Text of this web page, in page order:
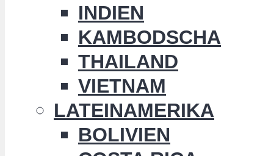
INDIEN
KAMBODSCHA
THAILAND
VIETNAM
LATEINAMERIKA
BOLIVIEN